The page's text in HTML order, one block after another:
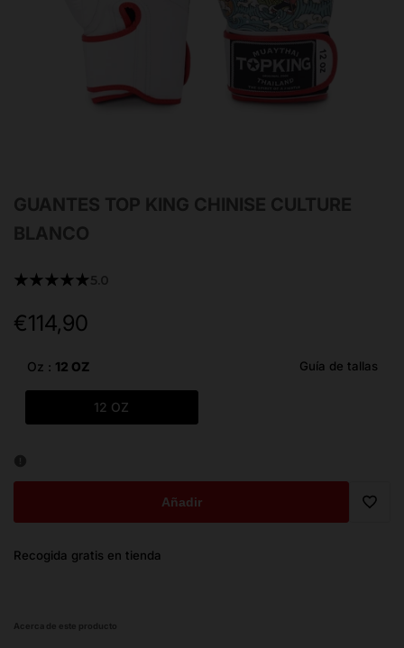
GUANTES TOP KING CHINISE CULTURE
BLANCO
★★★★★5.0
Precio
oferta
€114,90
Oz : 12 OZ Guía de tallas
12 OZ
Añadir
Recogida gratis en tienda
Acerca de este producto